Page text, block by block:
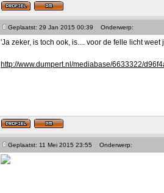
Geplaatst: 29 Jan 2015 00:39 Onderwerp:
'Ja zeker, is toch ook, is.... voor de felle licht weet
http://www.dumpert.nl/mediabase/6633322/
Geplaatst: 11 Mei 2015 23:55 Onderwerp: